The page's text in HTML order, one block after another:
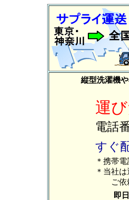
縦型洗濯機
運
電話
すぐ
＊携帯
＊当社
ご依頼
即